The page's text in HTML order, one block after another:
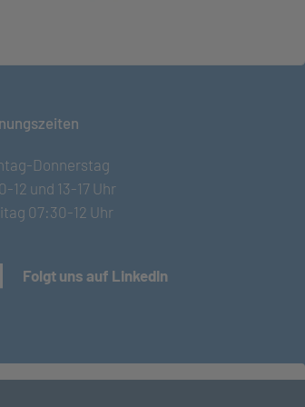
Donnerstag
12 und 13-17 Uhr
07:30-12 Uhr
(öffnet in neuem Tab)
Folgt uns auf LinkedIn